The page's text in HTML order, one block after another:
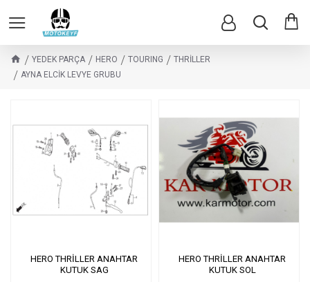
YEDEK PARÇA HERO TOURING
THRİLLER
AYNA ELCİK LEVYE GRUBU
HERO THRİLLER ANAHTAR
KUTUK SAG
HERO THRİLLER ANAHTAR
KUTUK SOL